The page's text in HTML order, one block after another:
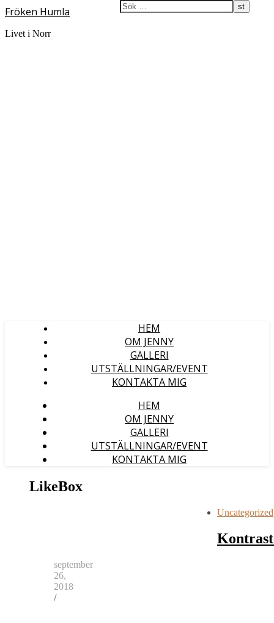
Fröken Humla
Livet i Norr
HEM
OM JENNY
GALLERI
UTSTÄLLNINGAR/EVENT
KONTAKTA MIG
HEM
OM JENNY
GALLERI
UTSTÄLLNINGAR/EVENT
KONTAKTA MIG
LikeBox
Uncategorized
september
26,
2018
/